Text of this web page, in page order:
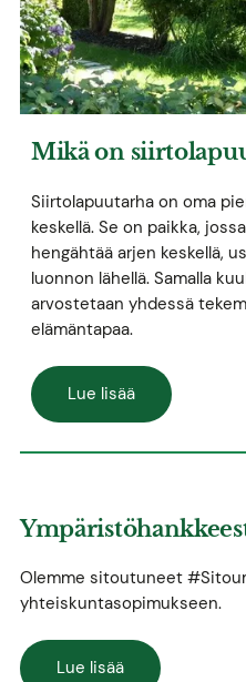
Mikä on
Siirtolapuutarha on oma
keskellä. Se on paikka,
hengähtää arjen keskellä,
luonnon lähellä. Samalla
arvostetaan yhdessä
elämäntapaa.
Lue lisää
Olemme sitoutuneet
yhteiskuntasopimukseen.
Lue lisää